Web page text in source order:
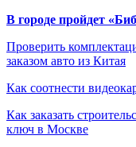
В городе пройдет
Проверить
заказом авто из Китая
Как соотнести
Как заказать
ключ в Москве